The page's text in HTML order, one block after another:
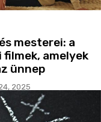
mesterei: a
amelyek
ünnep
2025